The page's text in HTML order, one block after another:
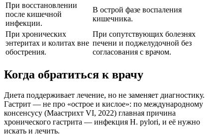
При восстановлении
после кишечной
инфекции.
В острой фазе воспаления
кишечника.
При хронических
энтеритах и колитах вне
обострения.
При сопутствующих болезнях
печени и поджелудочной без
согласования с врачом.
Когда обратиться к врачу
Диета поддерживает лечение, но не заменяет диагностику.
Гастрит — не про «острое и кислое»: по международному
консенсусу (Маастрихт VI, 2022) главная причина
хронического гастрита — инфекция H. pylori, и её нужно
искать и лечить.